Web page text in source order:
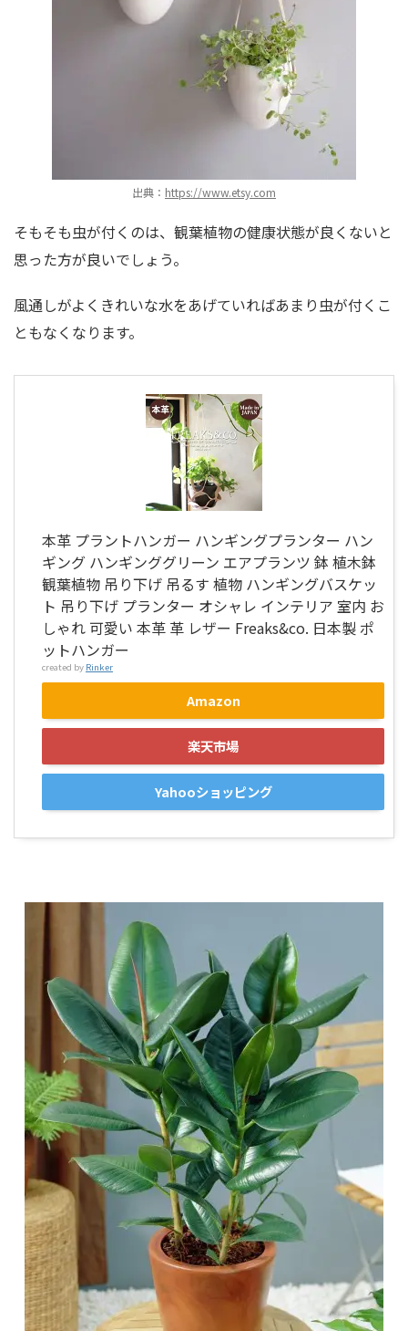
出典： https://www.etsy.com
そもそも虫が付くのは、観葉植物の健康状態が良くないと
思った方が良いでしょう。
風通しがよくきれいな水をあげていればあまり虫が付くこ
ともなくなります。
本革 プラントハンガー ハンギングプランター ハン
ギング ハンギンググリーン エアプランツ 鉢 植木鉢
観葉植物 吊り下げ 吊るす 植物 ハンギングバスケッ
ト 吊り下げ プランター オシャレ インテリア 室内 お
しゃれ 可愛い 本革 革 レザー Freaks&co. 日本製 ポ
ットハンガー
created by Rinker
Amazon
楽天市場
Yahooショッピング